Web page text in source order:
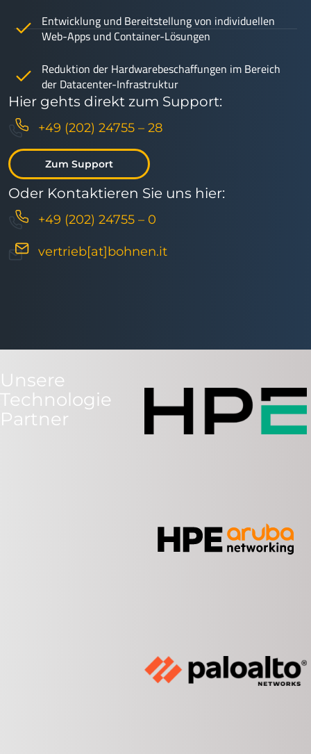
Entwicklung und Bereitstellung von individuellen
Web-Apps und Container-Lösungen
Reduktion der Hardwarebeschaffungen im Bereich
der Datacenter-Infrastruktur
Hier gehts direkt zum Support:
+49 (202) 24755 – 28
Zum Support
Oder Kontaktieren Sie uns hier:
+49 (202) 24755 – 0
vertrieb[at]bohnen.it
Unsere
Technologie
Partner